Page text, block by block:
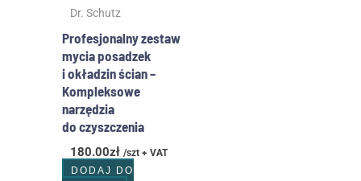
Dr. Schutz
Profesjonalny zestaw
mycia posadzek
i okładzin ścian –
Kompleksowe
narzędzia
do czyszczenia
180.00zł /szt + VAT
DODAJ DO